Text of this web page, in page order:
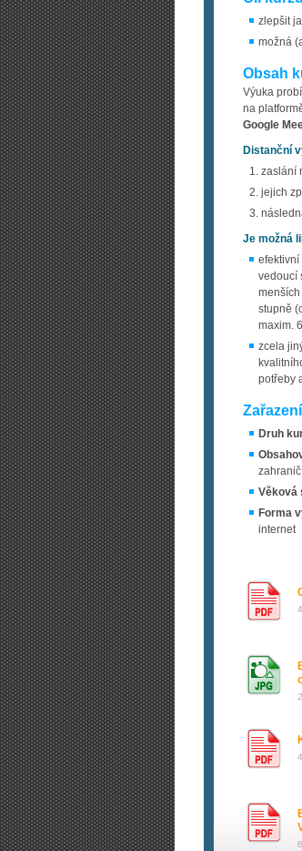
zlepšit
možná
Obsah
Výuka
na
Google
Distanční
zaslání
jejich
Je možná
efektivní
vedoucí
stupně
maxim.
zcela
potřeby
Druh
Věková
Forma
internet